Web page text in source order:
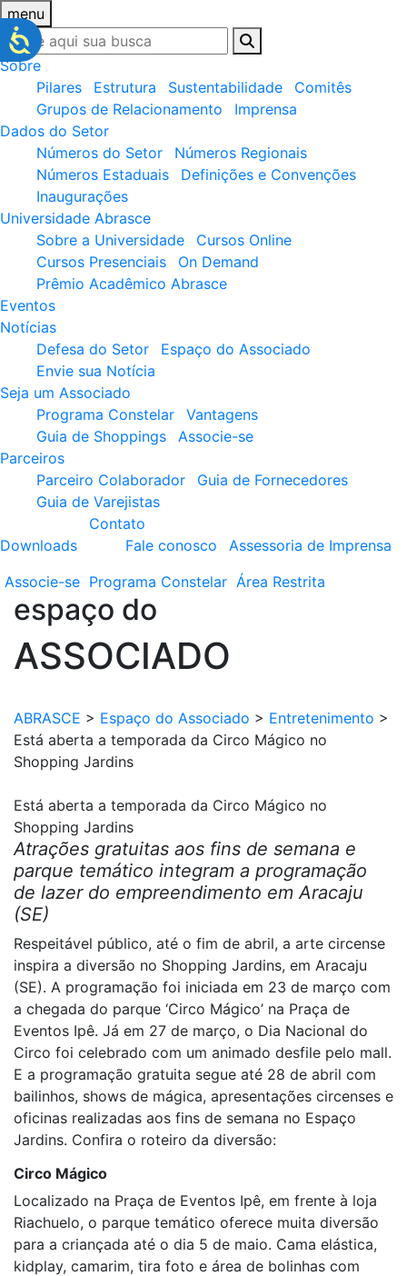
menu
Sobre
Pilares
Estrutura Sustentabilidade
Comitês
Grupos de Relacionamento
Imprensa
Dados do Setor
Números do Setor
Números Regionais
Números Estaduais
Definições e Convenções
Inaugurações
Universidade Abrasce
Sobre a Universidade
Cursos Online
Cursos Presenciais
On Demand
Prêmio Acadêmico Abrasce
Eventos
Notícias
Defesa do Setor
Espaço do Associado
Envie sua Notícia
Seja um Associado
Programa Constelar
Vantagens
Guia de Shoppings
Associe-se
Parceiros
Parceiro Colaborador
Guia de Fornecedores
Guia de Varejistas
Downloads
Contato
Fale conosco
Assessoria de Imprensa
Associe-se Programa Constelar Área Restrita
espaço do
ASSOCIADO
ABRASCE > Espaço do Associado > Entretenimento >
Está aberta a temporada da Circo Mágico no
Shopping Jardins
Está aberta a temporada da Circo Mágico no
Shopping Jardins
Atrações gratuitas aos fins de semana e
parque temático integram a programação
de lazer do empreendimento em Aracaju
(SE)
Respeitável público, até o fim de abril, a arte circense
inspira a diversão no Shopping Jardins, em Aracaju
(SE). A programação foi iniciada em 23 de março com
a chegada do parque ‘Circo Mágico’ na Praça de
Eventos Ipê. Já em 27 de março, o Dia Nacional do
Circo foi celebrado com um animado desfile pelo mall.
E a programação gratuita segue até 28 de abril com
bailinhos, shows de mágica, apresentações circenses e
oficinas realizadas aos fins de semana no Espaço
Jardins. Confira o roteiro da diversão:
Circo Mágico
Localizado na Praça de Eventos Ipê, em frente à loja
Riachuelo, o parque temático oferece muita diversão
para a criançada até o dia 5 de maio. Cama elástica,
kidplay, camarim, tira foto e área de bolinhas com